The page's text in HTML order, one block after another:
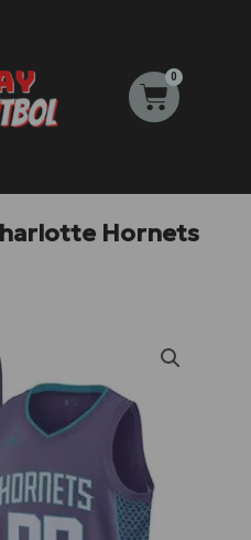
0
Carrito
Hornets